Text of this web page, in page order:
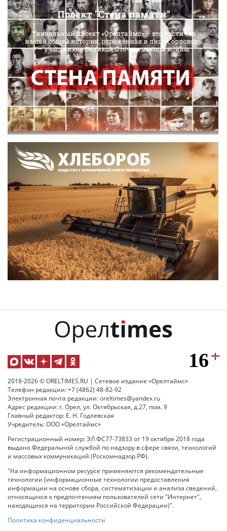
2018-2026 © ORELTIMES.RU | Сетевое издание «Орелтаймс»
Телефон редакции: +7 (4862) 48-82-92
Электронная почта редакции: oreltimes@yandex.ru
Адрес редакции: г. Орел, ул. Октябрьская, д.27, пом. 9
Главный редактор: Е. Н. Годлевская
Учредитель: ООО «Орелтаймс»
Регистрационный номер: ЭЛ ФС77-73833 от 19 октября 2018 года
выдано Федеральной службой по надзору в сфере связи, технологий
и массовых коммуникаций (Роскомнадзор РФ).
"На информационном ресурсе применяются рекомендательные
технологии (информационные технологии предоставления
информации на основе сбора, систематизации и анализа сведений,
относящихся к предпочтениям пользователей сети "Интернет",
находящихся на территории Российской Федерации)".
Политика конфиденциальности